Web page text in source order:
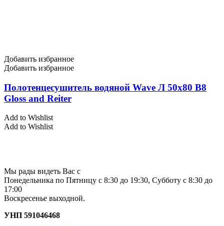
Добавить избранное
Добавить избранное
Полотенцесушитель водяной Wave Л 50х80 В8
Gloss and Reiter
Add to Wishlist
Add to Wishlist
Мы рады видеть Вас с
Понедельника по Пятницу с 8:30 до 19:30, Субботу с 8:30 до
17:00
Воскресенье выходной.
УНП 591046468